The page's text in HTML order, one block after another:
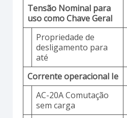
Tensão Nominal para
uso como Chave Geral
Propriedade de
desligamento para
até
Corrente operacional Ie
AC-20A Comutação
sem carga